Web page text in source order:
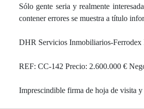
Sólo gente seria y realmente
contener errores se muestra a título
DHR Servicios Inmobiliarios-Ferrodex
REF: CC-142 Precio: 2.600.000 €
Imprescindible firma de hoja de visita